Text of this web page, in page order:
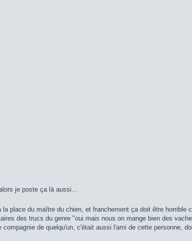
je poste ça là aussi...
la place du maître du chien, et franchement ça doit être horrible
des trucs du genre "oui mais nous on mange bien des
compagnie de quelqu'un, c'était aussi l'ami de cette personne,